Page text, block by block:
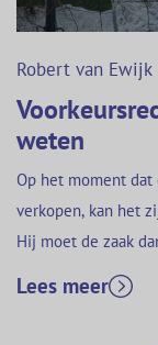
Robert van Ewijk
weten
Op het moment dat
verkopen, kan het
Hij moet de zaak
voorkeursrecht
genoemd. Het
Lees meer